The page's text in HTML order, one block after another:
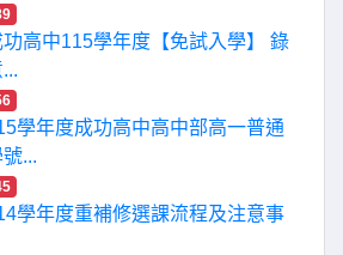
功高中115學年度【免試入學】 錄
學年度成功高中高中部高一普通
...
學年度重補修選課流程及注意事